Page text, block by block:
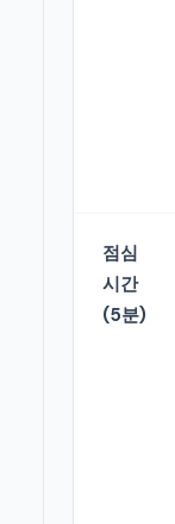
점심
시간
(5분)